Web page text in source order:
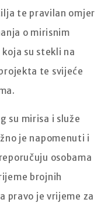
te pravilan omjer
o mirisnim
su stekli na
te svijeće
su mirisa i služe
je napomenuti i
osobama
brojnih
pravo je vrijeme za